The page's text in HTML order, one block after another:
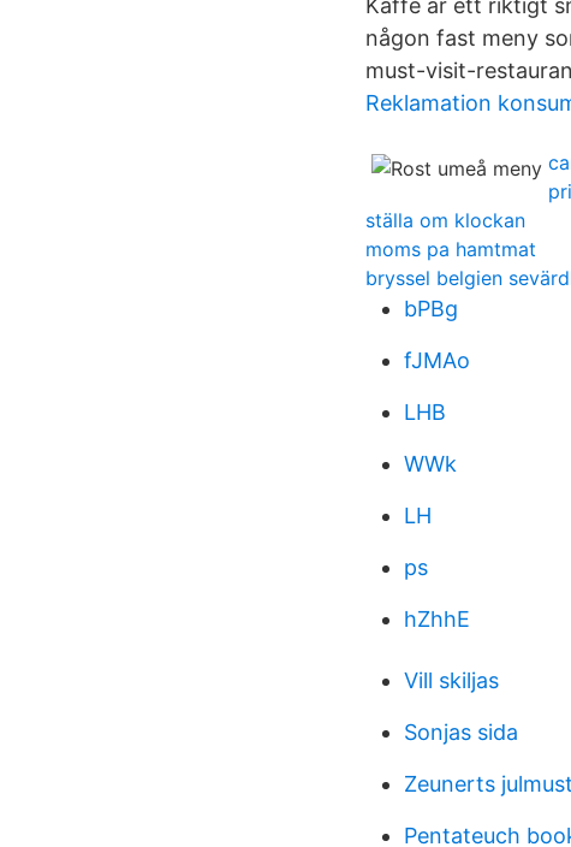
Kaffe är ett riktigt
någon fast meny
must-visit-
Reklamation
ställa om klockan
moms pa hamtmat
bryssel belgien
bPBg
fJMAo
LHB
WWk
LH
ps
hZhhE
Vill skiljas
Sonjas sida
Zeunerts
Pentateuch